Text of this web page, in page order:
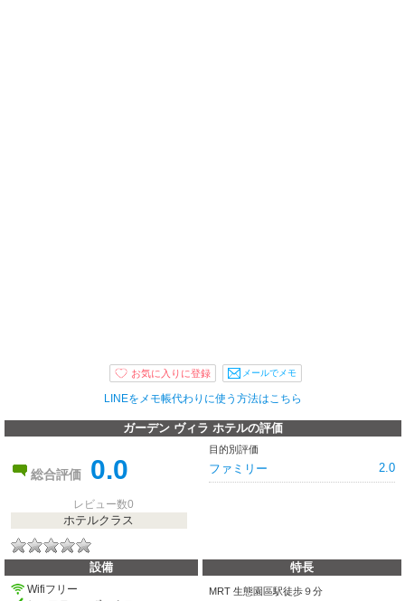
メールでメモ
LINEをメモ帳代わりに使う方法はこちら
ガーデン ヴィラ ホテルの評価
総合評価 0.0
レビュー数0
ホテルクラス
目的別評価
ファミリー 2.0
設備 特長
Wifiフリー
MRT 生態園區駅徒歩９分